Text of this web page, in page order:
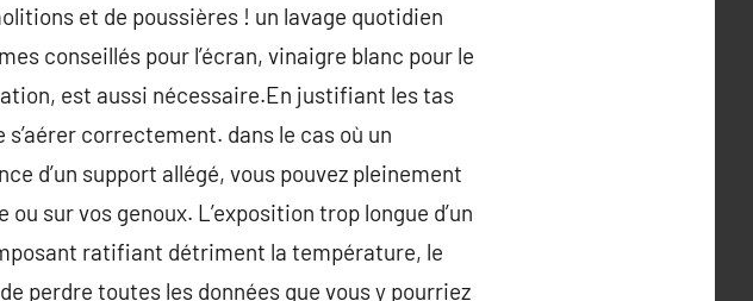
et de poussières ! un lavage quotidien
conseillés pour l’écran, vinaigre blanc pour le
est aussi nécessaire.En justifiant les tas
correctement. dans le cas où un
d’un support allégé, vous pouvez pleinement
sur vos genoux. L’exposition trop longue d’un
ratifiant détriment la température, le
perdre toutes les données que vous y pourriez